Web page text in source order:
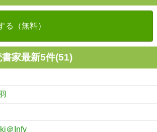
る（無料）
家最新5件(51)
＠Infy